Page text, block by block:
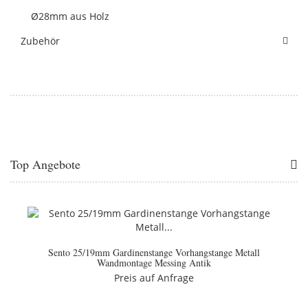
Ø28mm aus Holz
Zubehör
Top Angebote
Sento 25/19mm Gardinenstange Vorhangstange Metall
Wandmontage Messing Antik
Preis auf Anfrage